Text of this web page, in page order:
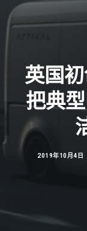
英国
把典
2019年10月4日